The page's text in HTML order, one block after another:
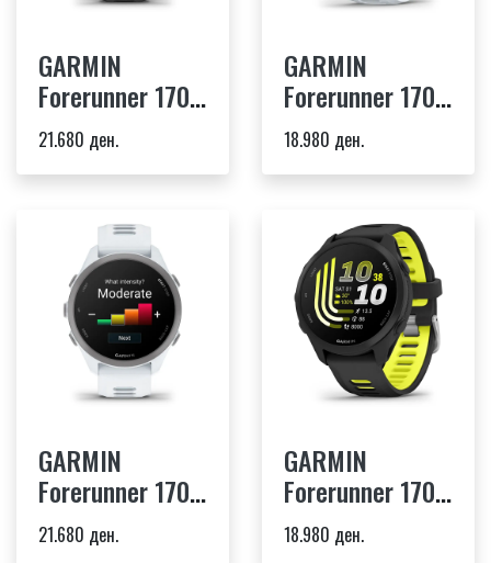
GARMIN
Forerunner 170
Music black -
black/amp
yellow band
21.680 ден.
GARMIN
Forerunner 170
whitestone -
whitestone/cloud
blue band
18.980 ден.
GARMIN
Forerunner 170
Music
whitestone -
21.680 ден.
GARMIN
Forerunner 170
black -
Black/Amp
18.980 ден.